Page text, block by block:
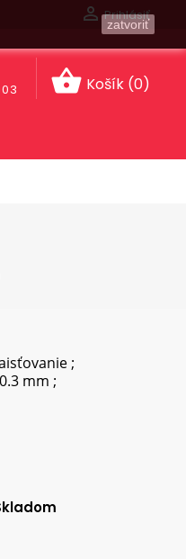
zatvoriť
 Prihlásiť
shopping_basket Košík (0)
;
mm ;